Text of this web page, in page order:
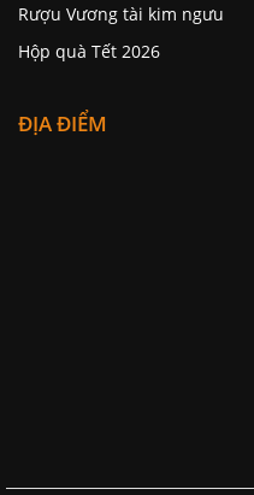
Rượu Vương tài kim ngưu
Hộp quà Tết 2026
ĐỊA ĐIỂM